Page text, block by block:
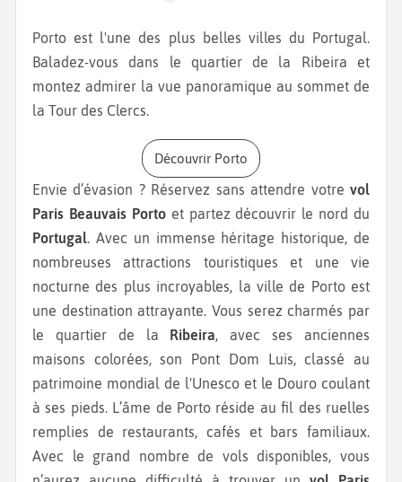
Porto est l'une des plus belles villes du Portugal.
Baladez-vous dans le quartier de la Ribeira et
montez admirer la vue panoramique au sommet de
la Tour des Clercs.
Découvrir Porto
Envie d’évasion ? Réservez sans attendre votre vol
Paris Beauvais Portoet partez découvrir le nord du
Portugal. Avec un immense héritage historique, de
nombreuses attractions touristiques et une vie
nocturne des plus incroyables, la ville de Porto est
une destination attrayante. Vous serez charmés par
le quartier de la Ribeira, avec ses anciennes
maisons colorées, son Pont Dom Luis, classé au
patrimoine mondial de l'Unesco et le Douro coulant
à ses pieds. L’âme de Porto réside au fil des ruelles
remplies de restaurants, cafés et bars familiaux.
Avec le grand nombre de vols disponibles, vous